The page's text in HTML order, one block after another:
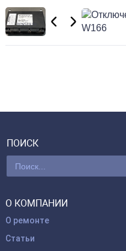
О КОМПАНИИ
О ремонте
Статьи
ПОИСК